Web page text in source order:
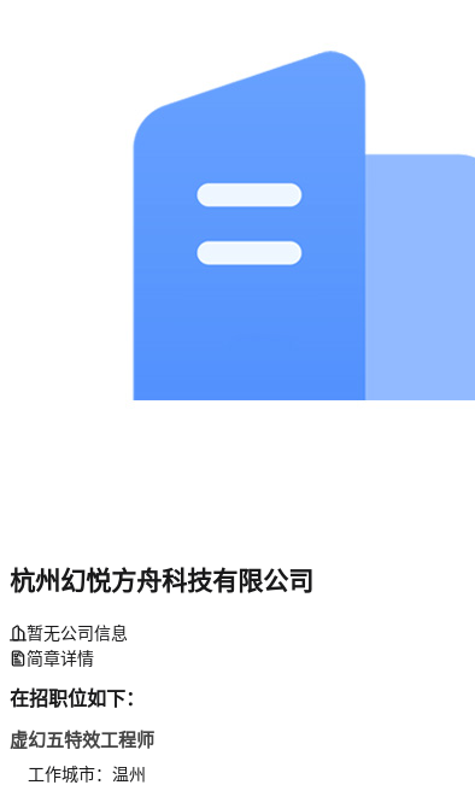
杭州幻悦方舟科技有限公司
暂无公司信息
简章详情
在招职位如下：
虚幻五特效工程师
工作城市：温州